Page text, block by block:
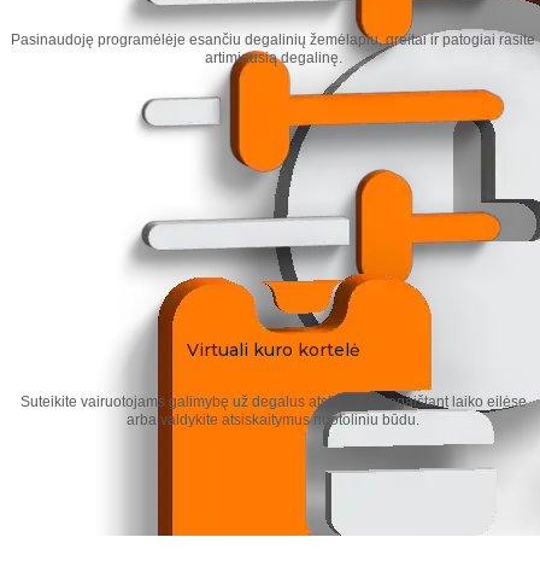
Pasinaudoję programėlėje esančiu degalinių žemėlapiu, greitai ir patogiai rasite
artimiausią degalinę.
Virtuali kuro kortelė
Suteikite vairuotojams galimybę už degalus atsiskaityti negaištant laiko eilėse
arba valdykite atsiskaitymus nuotoliniu būdu.